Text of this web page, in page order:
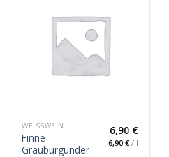
WEISSWEIN
Finne
Grauburgunder
6,90 €
6,90 €/ l